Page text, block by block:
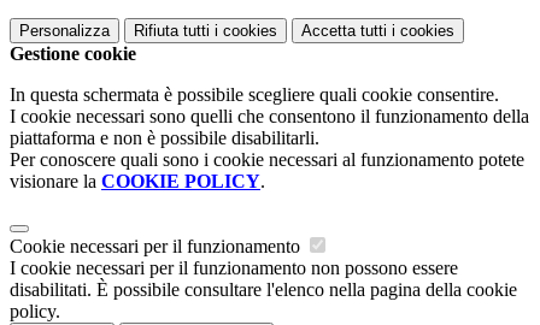
Personalizza Rifiuta tutti i cookies Accetta tutti i cookies
Gestione cookie
In questa schermata è possibile scegliere quali cookie consentire.
I cookie necessari sono quelli che consentono il funzionamento della
piattaforma e non è possibile disabilitarli.
Per conoscere quali sono i cookie necessari al funzionamento potete
visionare la COOKIE POLICY.
Cookie necessari per il funzionamento
I cookie necessari per il funzionamento non possono essere
disabilitati. È possibile consultare l'elenco nella pagina della cookie
policy.